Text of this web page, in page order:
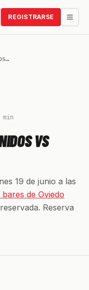
REGISTRARSE
Dónde ver Estados Unidos vs Australia en Oviedo
min
VS
19 de junio a las
bares de Oviedo
Reserva